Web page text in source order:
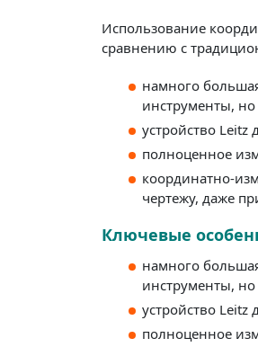
Использование
сравнению с
намного
инструменты,
устройство
полноценное
координатно-
чертежу, даже
Ключевые
намного
инструменты,
устройство
полноценное